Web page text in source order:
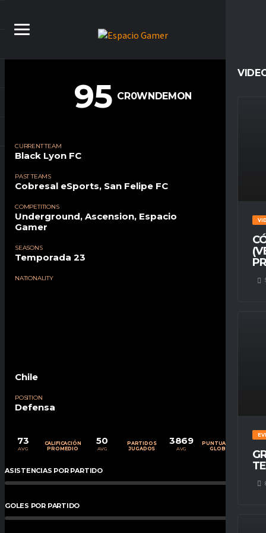
95 CR0WNDEMON
CURRENT TEAM
Black Lyon FC
PAST TEAMS
Cobresal eSports, San Felipe FC
COMPETITIONS
Underground, Ascension, Espacio
Gamer
SEASONS
Temporada 23
NATIONALITY
Chile
POSITION
Defensa
73
AVG
CALIFICACIÓN
PROMEDIO
50
AVG
PARTIDOS
JUGADOS
3869
AVG
PUNTUACIÓN
GLOBAL
ASISTENCIAS POR PARTIDO %
GOLES POR PARTIDO